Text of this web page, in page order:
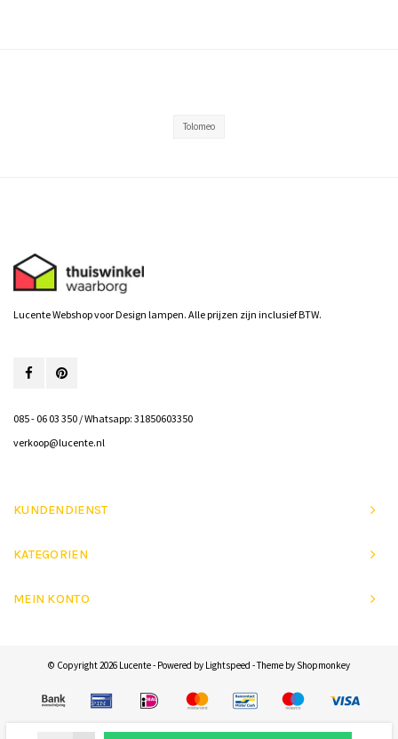
Tolomeo
Lucente Webshop voor Design lampen. Alle prijzen zijn inclusief BTW.
085 - 06 03 350 / Whatsapp: 31850603350
verkoop@lucente.nl
KUNDENDIENST
KATEGORIEN
MEIN KONTO
© Copyright 2026 Lucente - Powered by Lightspeed - Theme by Shopmonkey